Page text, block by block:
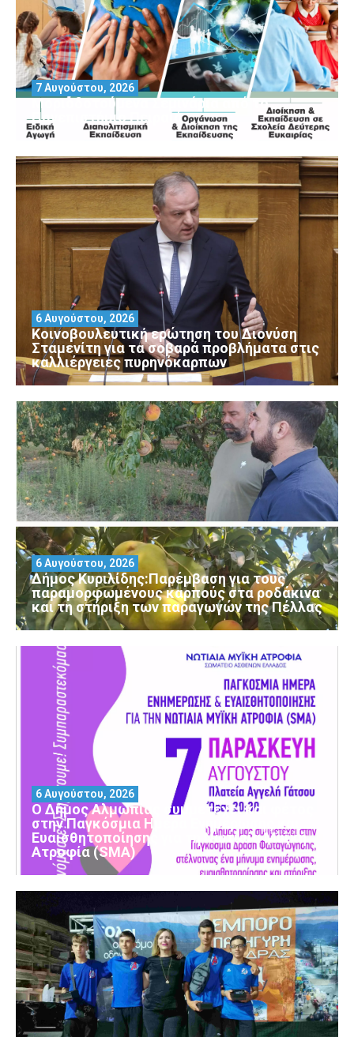
Μοριοδοτούμενα Σεμινάρια από το
Πανεπιστήμιο Πειραιά
7 Αυγούστου, 2026
Κοινοβουλευτική ερώτηση του Διονύση
Σταμενίτη για τα σοβαρά προβλήματα στις
καλλιέργειες πυρηνόκαρπων
6 Αυγούστου, 2026
Δήμος Κυριλίδης:Παρέμβαση για τους
παραμορφωμένους καρπούς στα ροδάκινα
και τη στήριξη των παραγωγών της Πέλλας
6 Αυγούστου, 2026
Ο Δήμος Αλμωπίας συμμετέχει και φέτος
στην Παγκόσμια Ημέρα Ενημέρωσης και
Ευαισθητοποίησης για τη Νωτιαία Μυϊκή
Ατροφία (SMA)
6 Αυγούστου, 2026